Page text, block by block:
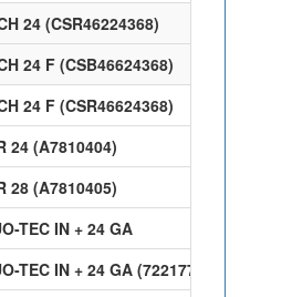
24 (CSR46224368)
24 F (CSB46624368)
24 F (CSR46624368)
24 (A7810404)
28 (A7810405)
TEC IN + 24 GA
TEC IN + 24 GA (7221770)